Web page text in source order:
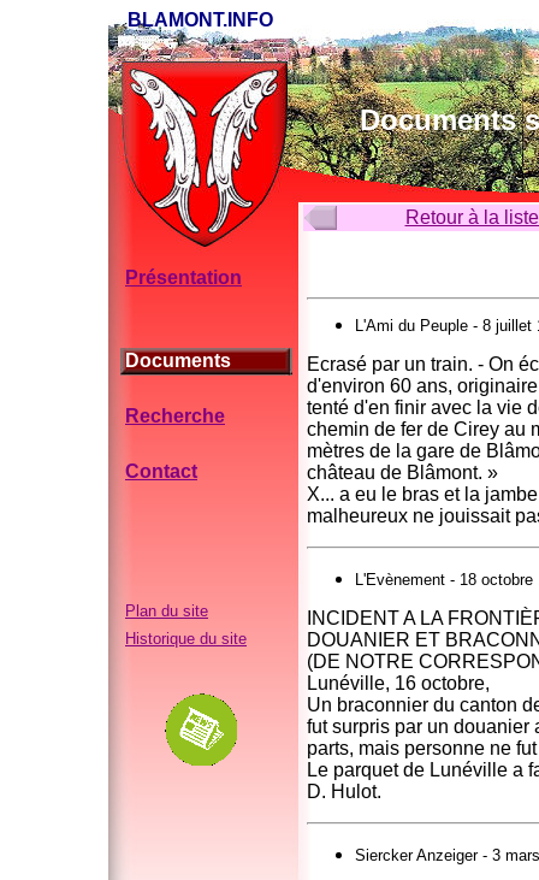
BLAMONT.INFO
Documents
Présentation
Documents
Recherche
Contact
Plan du site
Historique du site
Retour à la
L'Ami du Peuple - 8 juillet
Ecrasé par un train. - On
d'environ 60 ans,
tenté d'en finir avec la vie
chemin de fer de Cirey au
mètres de la gare de
château de Blâmont. »
X... a eu le bras et la
malheureux ne jouissait
L'Evènement - 18 octobre
INCIDENT A LA
DOUANIER ET
(DE NOTRE
Lunéville, 16 octobre,
Un braconnier du canton
fut surpris par un douanier
parts, mais personne ne
Le parquet de Lunéville a
D. Hulot.
Siercker Anzeiger - 3